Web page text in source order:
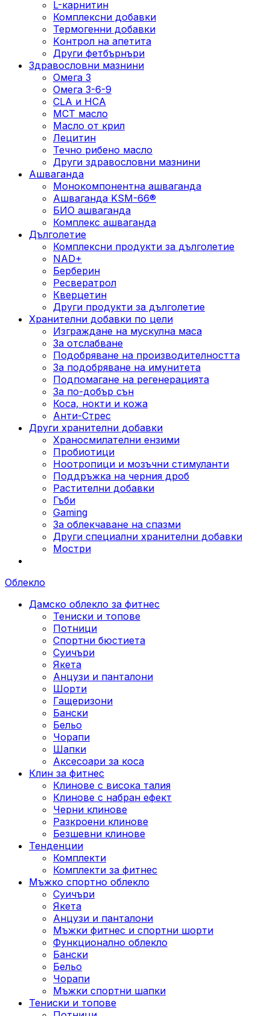
L-карнитин
Комплексни добавки
Термогенни добавки
Kонтрол на апетита
Други фетбърнъри
Здравословни мазнини
Омега 3
Омега 3-6-9
CLA и HCA
МСТ масло
Масло от крил
Лецитин
Течно рибено масло
Други здравословни мазнини
Ашваганда
Монокомпонентна ашваганда
Ашваганда KSM-66®
БИО ашваганда
Комплекс ашваганда
Дълголетие
Комплексни продукти за дълголетие
NAD+
Берберин
Ресвератрол
Кверцетин
Други продукти за дълголетие
Хранителни добавки по цели
Изграждане на мускулна маса
За отслабване
Подобряване на производителността
За подобряване на имунитета
Подпомагане на регенерацията
За по-добър сън
Коса, нокти и кожа
Анти-Стрес
Други хранителни добавки
Храносмилателни ензими
Пробиотици
Ноотропици и мозъчни стимуланти
Поддръжка на черния дроб
Растителни добавки
Гъби
Gaming
За облекчаване на спазми
Други специални хранителни добавки
Мостри
Облекло
Дамско облекло за фитнес
Тениски и топове
Потници
Спортни бюстиета
Суичъри
Якета
Aнцузи и панталони
Шорти
Гащеризони
Бански
Бельо
Чорапи
Шапки
Аксесоари за коса
Клин за фитнес
Клинове с висока талия
Клинове с набран ефект
Черни клинове
Разкроени клинове
Безшевни клинове
Тенденции
Комплекти
Комплекти за фитнес
Мъжко спортно облекло
Суичъри
Якета
Aнцузи и панталони
Mъжки фитнес и спортни шорти
Функционално облекло
Бански
Бельо
Чорапи
Mъжки спортни шапки
Тениски и топове